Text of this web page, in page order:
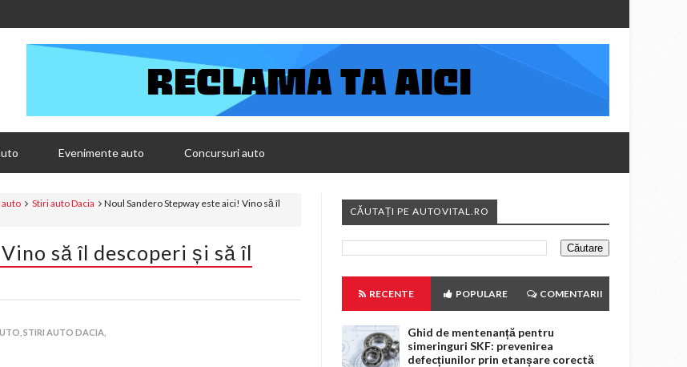
Evenimente auto Concursuri auto
auto Stiri auto Dacia
Noul Sandero Stepway este aici! Vino să îl
să îl descoperi și să îl
STIRI AUTO DACIA,
CĂUTAȚI PE AUTOVITAL.RO
RECENTE POPULARE COMENTARII
Ghid de mentenanță pentru
simeringuri SKF: prevenirea
defecțiunilor prin etanșare corectă